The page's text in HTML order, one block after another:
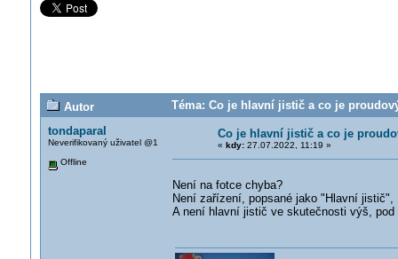
Autor
Téma: Co je hlavní jistič a co je
tondaparal
Neverifikovaný uživatel @1
Offline
Co je hlavní jistič a co je
« kdy:27.07.2022, 11:19 »
Není na fotce chyba?
Není zařízení, popsané jako "Hlavní
A není hlavní jistič ve skutečnosti výš, pod